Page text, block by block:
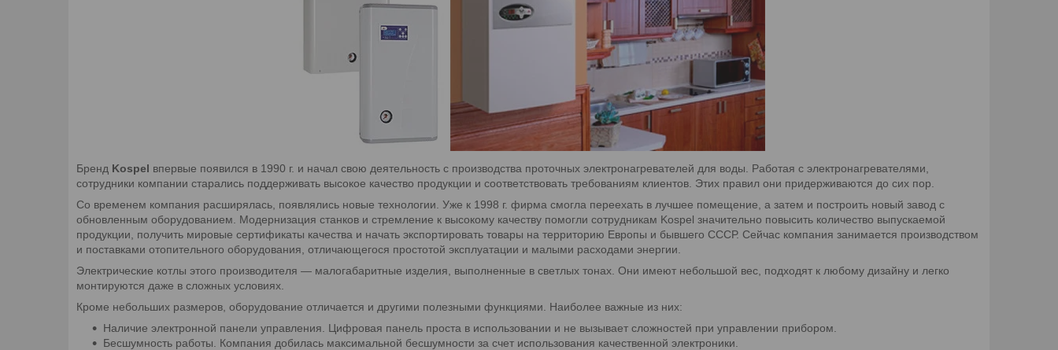
Бренд Kospel впервые появился в 1990 г. и начал свою деятельность с производства проточных электронагревателей для воды. Работая с электронагревателями,
сотрудники компании старались поддерживать высокое качество продукции и соответствовать требованиям клиентов. Этих правил они придерживаются до сих пор.
Со временем компания расширялась, появлялись новые технологии. Уже к 1998 г. фирма смогла переехать в лучшее помещение, а затем и построить новый завод с
обновленным оборудованием. Модернизация станков и стремление к высокому качеству помогли сотрудникам Kospel значительно повысить количество выпускаемой
продукции, получить мировые сертификаты качества и начать экспортировать товары на территорию Европы и бывшего СССР. Сейчас компания занимается производством
и поставками отопительного оборудования, отличающегося простотой эксплуатации и малыми расходами энергии.
Электрические котлы этого производителя — малогабаритные изделия, выполненные в светлых тонах. Они имеют небольшой вес, подходят к любому дизайну и легко
монтируются даже в сложных условиях.
Кроме небольших размеров, оборудование отличается и другими полезными функциями. Наиболее важные из них:
Наличие электронной панели управления. Цифровая панель проста в использовании и не вызывает сложностей при управлении прибором.
Бесшумность работы. Компания добилась максимальной бесшумности за счет использования качественной электроники.